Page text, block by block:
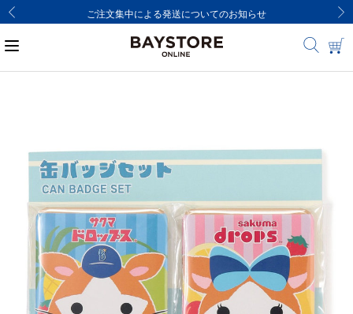
ご注文集中による発送についてのお知らせ